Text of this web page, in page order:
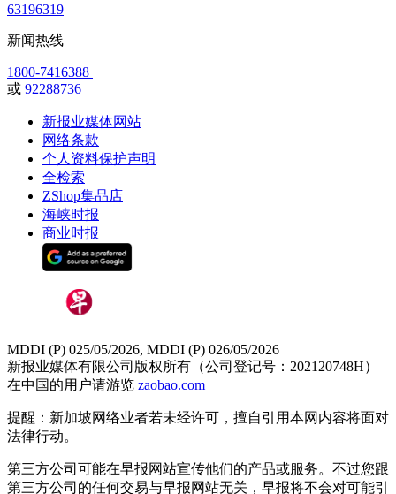
63196319
新闻热线
1800-7416388
或 92288736
新报业媒体网站
网络条款
个人资料保护声明
全检索
ZShop集品店
海峡时报
商业时报
MDDI (P) 025/05/2026, MDDI (P) 026/05/2026
新报业媒体有限公司版权所有（公司登记号：202120748H）
在中国的用户请游览 zaobao.com
提醒：新加坡网络业者若未经许可，擅自引用本网内容将面对
法律行动。
第三方公司可能在早报网站宣传他们的产品或服务。不过您跟
第三方公司的任何交易与早报网站无关，早报将不会对可能引